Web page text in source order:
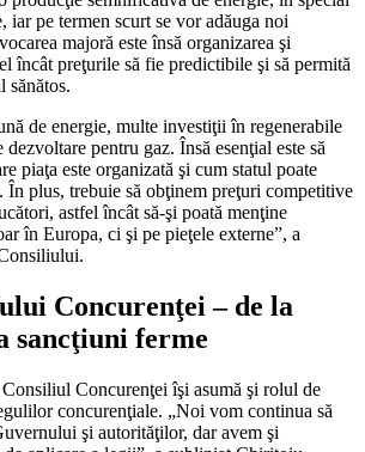
iar pe termen scurt se vor adăuga noi
majoră este însă organizarea şi
încât preţurile să fie predictibile şi să permită
sănătos.
de energie, multe investiţii în regenerabile
pentru gaz. Însă esenţial este să
piaţa este organizată şi cum statul poate
În plus, trebuie să obţinem preţuri competitive
astfel încât să-şi poată menţine
în Europa, ci şi pe pieţele externe”, a
Concurenţei – de la
sancţiuni ferme
Concurenţei îşi asumă şi rolul de
concurenţiale. „Noi vom continua să
şi autorităţilor, dar avem şi